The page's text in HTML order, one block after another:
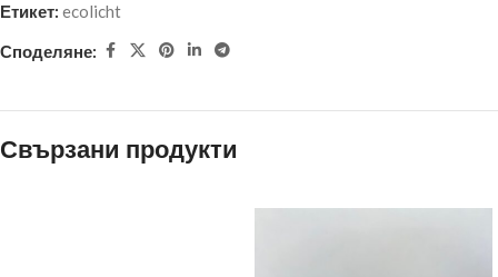
Етикет: ecolicht
Споделяне:
Свързани продукти